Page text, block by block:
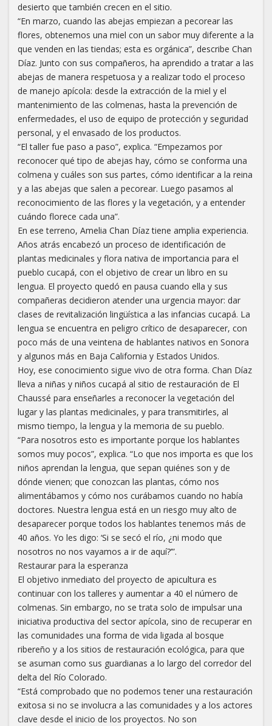
desierto que también crecen en el sitio.
“En marzo, cuando las abejas empiezan a pecorear las
flores, obtenemos una miel con un sabor muy diferente a la
que venden en las tiendas; esta es orgánica”, describe Chan
Díaz. Junto con sus compañeros, ha aprendido a tratar a las
abejas de manera respetuosa y a realizar todo el proceso
de manejo apícola: desde la extracción de la miel y el
mantenimiento de las colmenas, hasta la prevención de
enfermedades, el uso de equipo de protección y seguridad
personal, y el envasado de los productos.
“El taller fue paso a paso”, explica. “Empezamos por
reconocer qué tipo de abejas hay, cómo se conforma una
colmena y cuáles son sus partes, cómo identificar a la reina
y a las abejas que salen a pecorear. Luego pasamos al
reconocimiento de las flores y la vegetación, y a entender
cuándo florece cada una”.
En ese terreno, Amelia Chan Díaz tiene amplia experiencia.
Años atrás encabezó un proceso de identificación de
plantas medicinales y flora nativa de importancia para el
pueblo cucapá, con el objetivo de crear un libro en su
lengua. El proyecto quedó en pausa cuando ella y sus
compañeras decidieron atender una urgencia mayor: dar
clases de revitalización lingüística a las infancias cucapá. La
lengua se encuentra en peligro crítico de desaparecer, con
poco más de una veintena de hablantes nativos en Sonora
y algunos más en Baja California y Estados Unidos.
Hoy, ese conocimiento sigue vivo de otra forma. Chan Díaz
lleva a niñas y niños cucapá al sitio de restauración de El
Chaussé para enseñarles a reconocer la vegetación del
lugar y las plantas medicinales, y para transmitirles, al
mismo tiempo, la lengua y la memoria de su pueblo.
“Para nosotros esto es importante porque los hablantes
somos muy pocos”, explica. “Lo que nos importa es que los
niños aprendan la lengua, que sepan quiénes son y de
dónde vienen; que conozcan las plantas, cómo nos
alimentábamos y cómo nos curábamos cuando no había
doctores. Nuestra lengua está en un riesgo muy alto de
desaparecer porque todos los hablantes tenemos más de
40 años. Yo les digo: ‘Si se secó el río, ¿ni modo que
nosotros no nos vayamos a ir de aquí?’”.
Restaurar para la esperanza
El objetivo inmediato del proyecto de apicultura es
continuar con los talleres y aumentar a 40 el número de
colmenas. Sin embargo, no se trata solo de impulsar una
iniciativa productiva del sector apícola, sino de recuperar en
las comunidades una forma de vida ligada al bosque
ribereño y a los sitios de restauración ecológica, para que
se asuman como sus guardianas a lo largo del corredor del
delta del Río Colorado.
“Está comprobado que no podemos tener una restauración
exitosa si no se involucra a las comunidades y a los actores
clave desde el inicio de los proyectos. No son